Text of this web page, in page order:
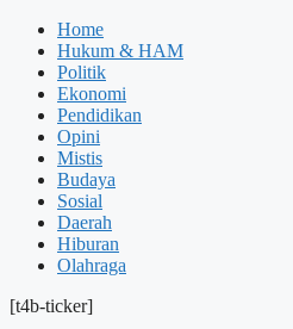
Home
Hukum & HAM
Politik
Ekonomi
Pendidikan
Opini
Mistis
Budaya
Sosial
Daerah
Hiburan
Olahraga
[t4b-ticker]